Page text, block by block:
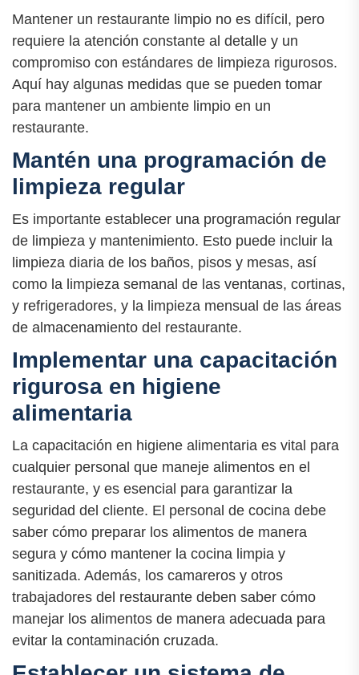
Mantener un restaurante limpio no es difícil, pero
requiere la atención constante al detalle y un
compromiso con estándares de limpieza rigurosos.
Aquí hay algunas medidas que se pueden tomar
para mantener un ambiente limpio en un
restaurante.
Mantén una programación de
limpieza regular
Es importante establecer una programación regular
de limpieza y mantenimiento. Esto puede incluir la
limpieza diaria de los baños, pisos y mesas, así
como la limpieza semanal de las ventanas, cortinas,
y refrigeradores, y la limpieza mensual de las áreas
de almacenamiento del restaurante.
Implementar una capacitación
rigurosa en higiene
alimentaria
La capacitación en higiene alimentaria es vital para
cualquier personal que maneje alimentos en el
restaurante, y es esencial para garantizar la
seguridad del cliente. El personal de cocina debe
saber cómo preparar los alimentos de manera
segura y cómo mantener la cocina limpia y
sanitizada. Además, los camareros y otros
trabajadores del restaurante deben saber cómo
manejar los alimentos de manera adecuada para
evitar la contaminación cruzada.